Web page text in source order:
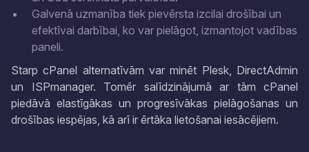
Galvenā uzmanība tiek pievērsta izcilai drošībai un
efektīvai darbībai, ko var pielāgot, izmantojot vadības
paneli.
Starp cPanel alternatīvām var minēt Plesk, DirectAdmin
un ISPmanager. Tomēr salīdzinājumā ar tām cPanel
piedāvā elastīgākas un progresīvākas pielāgošanas un
drošības iespējas, kā arī ir ērtāka lietošanai iesācējiem.